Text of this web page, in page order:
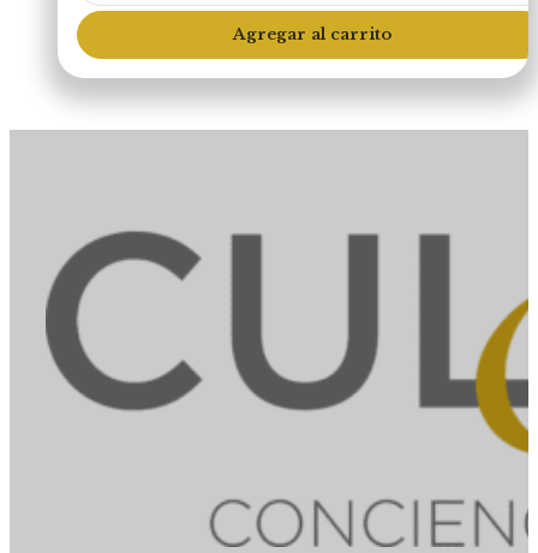
(Libre
Pastoreo)
cantidad
Agregar al carrito